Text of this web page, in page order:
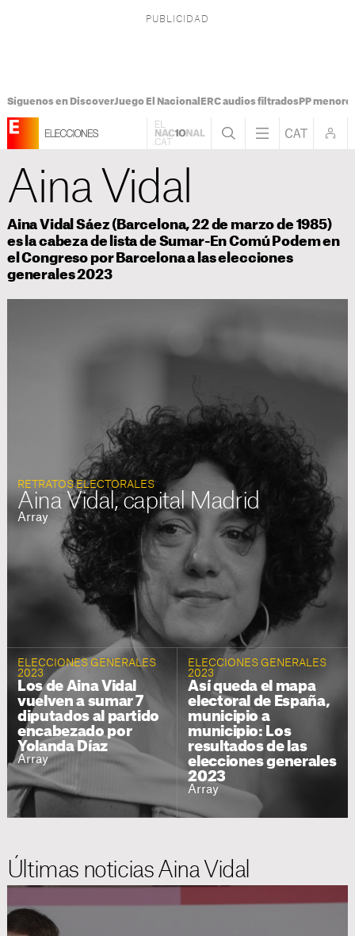
Síguenos en DiscoverJuego El Nacional ERC audios filtradosPP
Aina Vidal
Aina Vidal Sáez (Barcelona, 22 de marzo de 1985)
es la cabeza de lista de Sumar-En Comú Podem en
el Congreso por Barcelona a las elecciones
generales 2023
RETRATOS ELECTORALES
Aina Vidal, capital Madrid
Array
ELECCIONES GENERALES
2023
Los de Aina Vidal
vuelven a sumar 7
diputados al partido
encabezado por
Yolanda Díaz
Array
ELECCIONES GENERALES
2023
Así queda el mapa
electoral de España,
municipio a
municipio: Los
resultados de las
elecciones generales
2023
Array
Últimas noticias Aina Vidal